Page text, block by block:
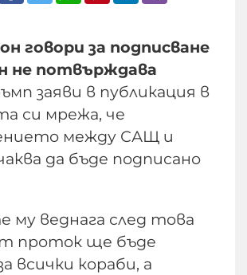
говори за подписване
не потвърждава
заяви в публикация в
си мрежа, че
между САЩ и
да бъде подписано
му веднага след това
проток ще бъде
всички кораби, а